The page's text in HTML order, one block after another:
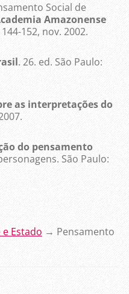
Social de
Amazonense
152, nov. 2002.
. 26. ed. São Paulo:
as interpretações do
do pensamento
São Paulo:
Estado → Pensamento